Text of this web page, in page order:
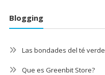
Blogging
Las bondades del té verde
Que es Greenbit Store?